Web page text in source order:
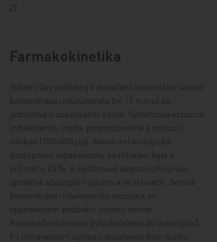
2].
Farmakokinetika
Střední čas potřebný k dosažení maximální sérové
koncentrace indakaterolu byl 15 minut po
jednotlivé (i opakované) dávce. Systémová expozice
indakaterolu rostla proporcionálně s rostoucí
dávkou (150–600 µg). Absolutní biologická
dostupnost indakaterolu po inhalaci byla v
průměru 43 %. K systémové expozici přispívají
společně absorpce v plicích a ve střevech. Sérová
koncentrace indakaterolu stoupala po
opakovaném podávání jednou denně.
Rovnovážného stavu bylo dosaženo do dvou týdnů.
Po intravenózní aplikaci dosahoval distribuční